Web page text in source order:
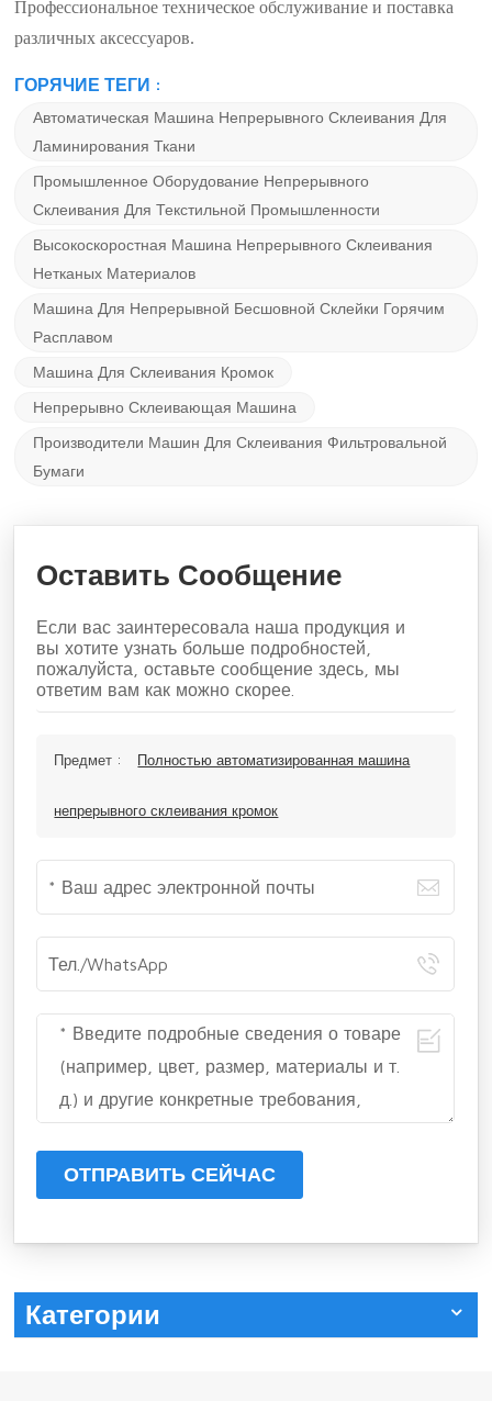
Профессиональное техническое обслуживание и поставка
различных аксессуаров.
ГОРЯЧИЕ ТЕГИ :
Автоматическая Машина Непрерывного Склеивания Для
Ламинирования Ткани
Промышленное Оборудование Непрерывного
Склеивания Для Текстильной Промышленности
Высокоскоростная Машина Непрерывного Склеивания
Нетканых Материалов
Машина Для Непрерывной Бесшовной Склейки Горячим
Расплавом
Машина Для Склеивания Кромок
Непрерывно Склеивающая Машина
Производители Машин Для Склеивания Фильтровальной
Бумаги
Оставить Сообщение
Если вас заинтересовала наша продукция и
вы хотите узнать больше подробностей,
пожалуйста, оставьте сообщение здесь, мы
ответим вам как можно скорее.
Предмет : Полностью автоматизированная машина
непрерывного склеивания кромок
ОТПРАВИТЬ СЕЙЧАС
Категории